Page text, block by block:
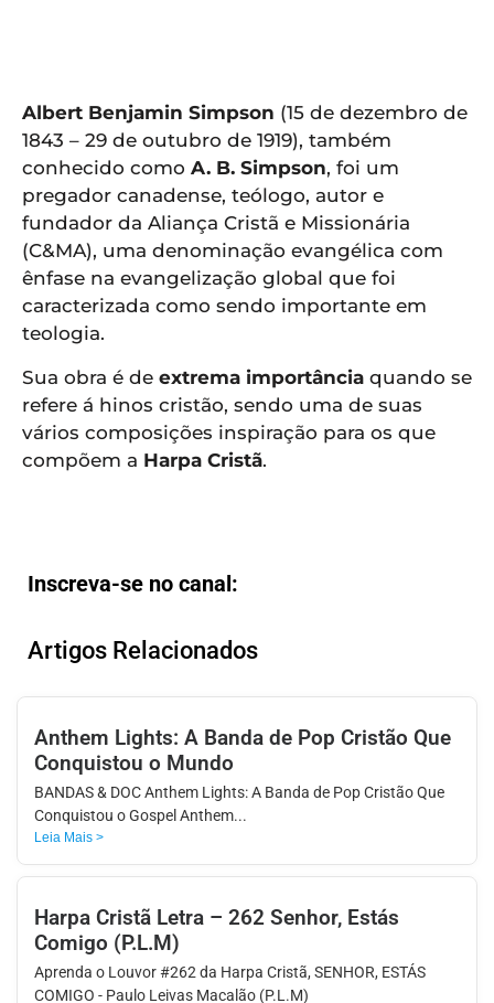
Albert Benjamin Simpson (15 de dezembro de
1843 – 29 de outubro de 1919), também
conhecido como A. B. Simpson, foi um
pregador canadense, teólogo, autor e
fundador da Aliança Cristã e Missionária
(C&MA), uma denominação evangélica com
ênfase na evangelização global que foi
caracterizada como sendo importante em
teologia.
Sua obra é de extrema importância quando se
refere á hinos cristão, sendo uma de suas
vários composições inspiração para os que
compõem a Harpa Cristã.
Inscreva-se no canal:
Artigos Relacionados
Anthem Lights: A Banda de Pop Cristão Que
Conquistou o Mundo
BANDAS & DOC Anthem Lights: A Banda de Pop Cristão Que
Conquistou o Gospel Anthem...
Leia Mais >
Harpa Cristã Letra – 262 Senhor, Estás
Comigo (P.L.M)
Aprenda o Louvor #262 da Harpa Cristã, SENHOR, ESTÁS
COMIGO - Paulo Leivas Macalão (P.L.M)